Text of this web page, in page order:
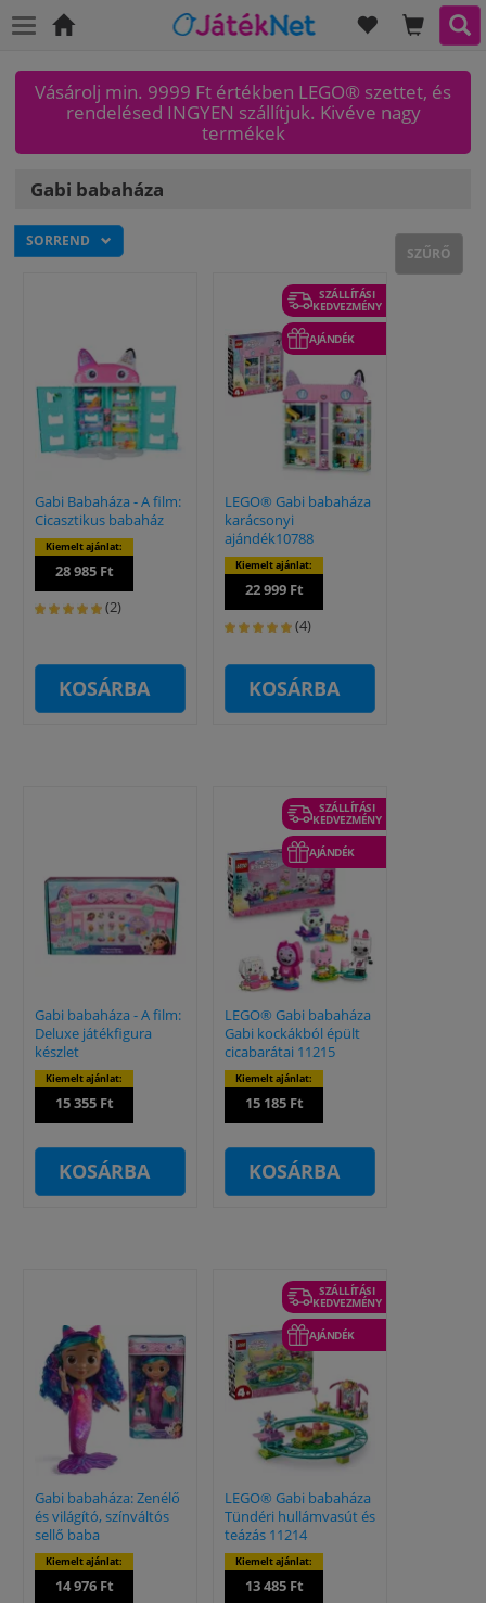
Főoldal
Vásárolj min. 9999 Ft értékben LEGO® szettet, és
rendelésed INGYEN szállítjuk. Kivéve nagy
termékek
Gabi babaháza
SZŰRŐ
SORREND
Gabi Babaháza - A film:
Cicasztikus babaház
Kiemelt ajánlat:
28 985 Ft
(2)
KOSÁRBA
SZÁLLÍTÁSI
KEDVEZMÉNY
AJÁNDÉK
LEGO® Gabi babaháza
karácsonyi
ajándék10788
Kiemelt ajánlat:
22 999 Ft
(4)
KOSÁRBA
Gabi babaháza - A film:
Deluxe játékfigura
készlet
Kiemelt ajánlat:
15 355 Ft
KOSÁRBA
SZÁLLÍTÁSI
KEDVEZMÉNY
AJÁNDÉK
LEGO® Gabi babaháza
Gabi kockákból épült
cicabarátai 11215
Kiemelt ajánlat:
15 185 Ft
KOSÁRBA
Gabi babaháza: Zenélő
és világító, színváltós
sellő baba
Kiemelt ajánlat:
14 976 Ft
SZÁLLÍTÁSI
KEDVEZMÉNY
AJÁNDÉK
LEGO® Gabi babaháza
Tündéri hullámvasút és
teázás 11214
Kiemelt ajánlat:
13 485 Ft